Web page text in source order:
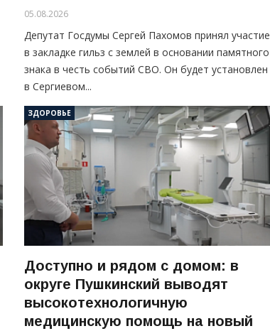
05.08.2026
Депутат Госдумы Сергей Пахомов принял участие
в закладке гильз с землей в основании памятного
знака в честь событий СВО. Он будет установлен
в Сергиевом...
ЗДОРОВЬЕ
Доступно и рядом с домом: в
округе Пушкинский выводят
высокотехнологичную
медицинскую помощь на новый